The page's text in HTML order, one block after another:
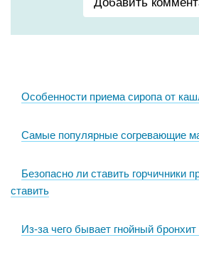
Особенности приема сиропа от
Самые популярные согревающие
Безопасно ли ставить горчичники
ставить
Из-за чего бывает гнойный